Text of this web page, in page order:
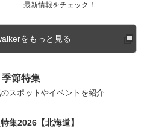
最新情報をチェック！
をもっと見る
季節特集
スポットやイベントを紹介
集2026【北海道】